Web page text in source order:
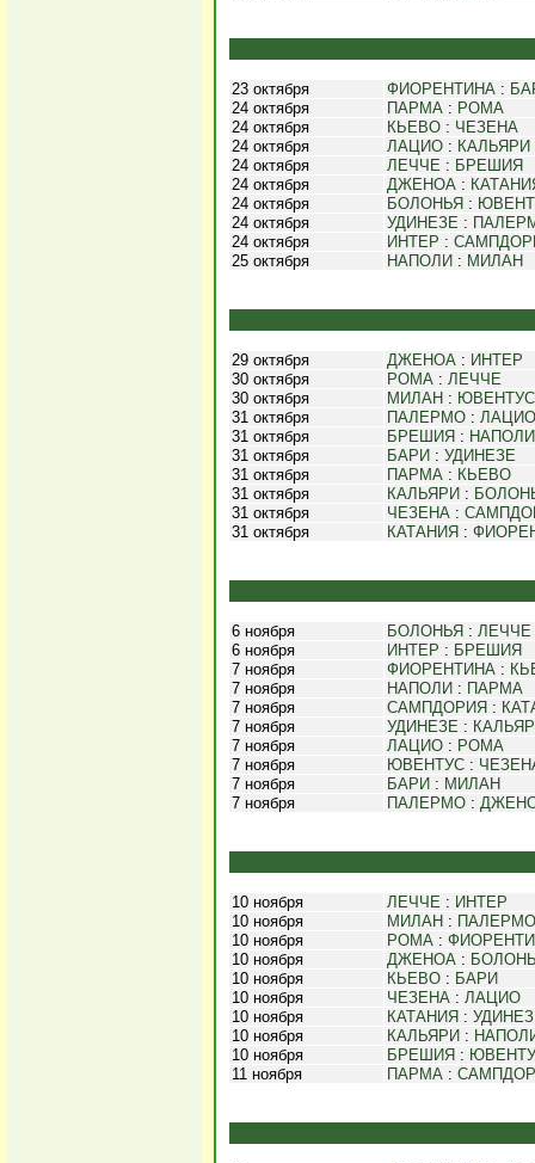
23 октября ФИОРЕНТИНА :
24 октября
ПАРМА : РОМА
24 октября
КЬЕВО : ЧЕЗЕНА
24 октября
ЛАЦИО : КАЛЬЯРИ
24 октября
ЛЕЧЧЕ : БРЕШИЯ
24 октября
ДЖЕНОА :
24 октября
БОЛОНЬЯ :
24 октября
УДИНЕЗЕ :
24 октября
ИНТЕР :
25 октября
НАПОЛИ : МИЛАН
29 октября ДЖЕНОА : ИНТЕР
30 октября
РОМА : ЛЕЧЧЕ
30 октября
МИЛАН : ЮВЕНТУС
31 октября
ПАЛЕРМО : ЛАЦИО
31 октября
БРЕШИЯ : НАПОЛИ
31 октября
БАРИ : УДИНЕЗЕ
31 октября
ПАРМА : КЬЕВО
31 октября
КАЛЬЯРИ :
31 октября
ЧЕЗЕНА :
31 октября
КАТАНИЯ :
6 ноября БОЛОНЬЯ : ЛЕЧЧЕ
6 ноября
ИНТЕР : БРЕШИЯ
7 ноября
ФИОРЕНТИНА :
7 ноября
НАПОЛИ : ПАРМА
7 ноября
САМПДОРИЯ :
7 ноября
УДИНЕЗЕ :
7 ноября
ЛАЦИО : РОМА
7 ноября
ЮВЕНТУС :
7 ноября
БАРИ : МИЛАН
7 ноября
ПАЛЕРМО :
10 ноября ЛЕЧЧЕ : ИНТЕР
10 ноября
МИЛАН : ПАЛЕРМО
10 ноября
РОМА :
10 ноября
ДЖЕНОА :
10 ноября
КЬЕВО : БАРИ
10 ноября
ЧЕЗЕНА : ЛАЦИО
10 ноября
КАТАНИЯ :
10 ноября
КАЛЬЯРИ :
10 ноября
БРЕШИЯ :
11 ноября
ПАРМА :